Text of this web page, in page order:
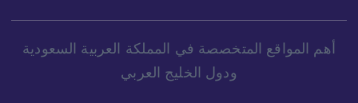
أهم المواقع المتخصصة في المملكة العربية السعودية
ودول الخليج العربي